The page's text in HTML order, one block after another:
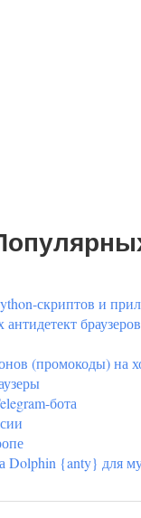
скриптов и
(промокоды) на
бота
Dolphin {anty} для